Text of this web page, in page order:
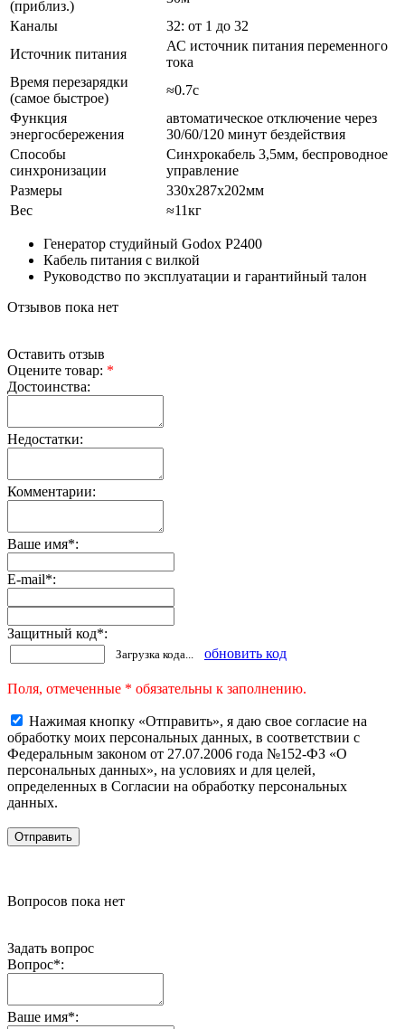
(приблиз.)
Каналы
32: от 1 до 32
Источник питания
АС источник питания переменного
тока
Время перезарядки
(самое быстрое)
≈0.7с
Функция
энергосбережения
автоматическое отключение через
30/60/120 минут бездействия
Способы
синхронизации
Синхрокабель 3,5мм, беспроводное
управление
Размеры
330х287х202мм
Вес
≈11кг
Генератор студийный Godox P2400
Кабель питания с вилкой
Руководство по эксплуатации и гарантийный талон
Отзывов пока нет
Оставить отзыв
Оцените товар: *
Достоинства:
Недостатки:
Комментарии:
Ваше имя*:
E-mail*:
Защитный код*:
Загрузка кода... обновить код
Поля, отмеченные * обязательны к заполнению.
Нажимая кнопку «Отправить», я даю свое согласие на
обработку моих персональных данных, в соответствии с
Федеральным законом от 27.07.2006 года №152-ФЗ «О
персональных данных», на условиях и для целей,
определенных в Согласии на обработку персональных
данных.
Вопросов пока нет
Задать вопрос
Вопрос*:
Ваше имя*: